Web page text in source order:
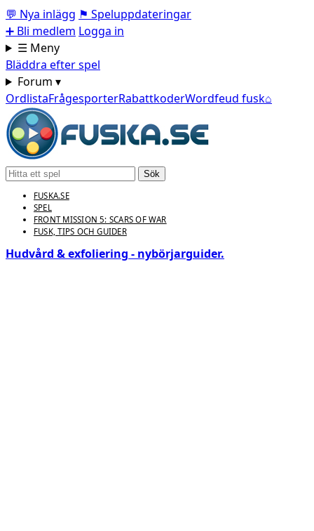
💬 Nya inlägg ⚑ Speluppdateringar
➕ Bli medlem Logga in
☰ Meny
Bläddra efter spel
Forum ▾
OrdlistaFrågesporterRabattkoderWordfeud fusk⌂
Sök
FUSKA.SE
SPEL
FRONT MISSION 5: SCARS OF WAR
FUSK, TIPS OCH GUIDER
Hudvård & exfoliering - nybörjarguider.